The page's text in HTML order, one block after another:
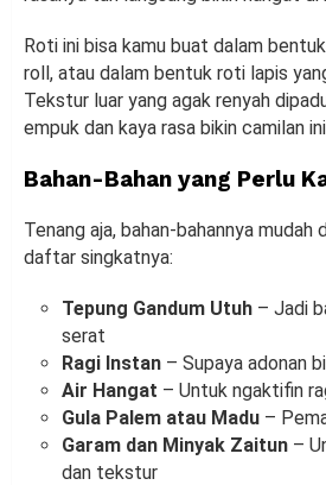
Roti ini bisa kamu buat dalam
roll, atau dalam bentuk roti lapis
Tekstur luar yang agak renyah
empuk dan kaya rasa bikin camilan
Bahan-Bahan yang Perlu
Tenang aja, bahan-bahannya mudah
daftar singkatnya:
Tepung Gandum Utuh – Jadi
serat
Ragi Instan – Supaya adonan
Air Hangat – Untuk ngaktifin
Gula Palem atau Madu –
Garam dan Minyak Zaitun –
dan tekstur